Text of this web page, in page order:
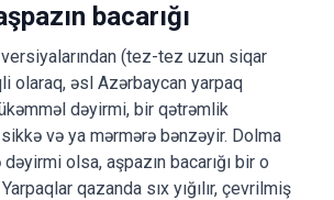
bacarığı
(tez-tez uzun siqar
olaraq, əsl Azərbaycan yarpaq
dəyirmi, bir qətrəmlik
və ya mərmərə bənzəyir. Dolma
olsa, aşpazın bacarığı bir o
qazanda sıx yığılır, çevrilmiş